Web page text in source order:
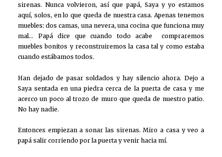
sirenas. Nunca volvieron, así que papá, Saya y yo estamos
aquí, solos, en lo que queda de nuestra casa. Apenas tenemos
muebles: dos camas, una nevera, una cocina que funciona muy
mal… Papá dice que cuando todo acabe compraremos
muebles bonitos y reconstruiremos la casa tal y como estaba
cuando estábamos todos.
Han dejado de pasar soldados y hay silencio ahora. Dejo a
Saya sentada en una piedra cerca de la puerta de casa y me
acerco un poco al trozo de muro que queda de nuestro patio.
No hay nadie.
Entonces empiezan a sonar las sirenas. Miro a casa y veo a
papá salir corriendo por la puerta y venir hacia mí.